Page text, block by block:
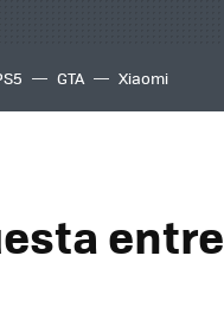
GTA Xiaomi
entre